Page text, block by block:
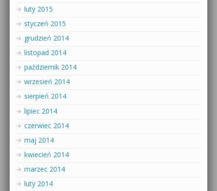
luty 2015
styczeń 2015
grudzień 2014
listopad 2014
październik 2014
wrzesień 2014
sierpień 2014
lipiec 2014
czerwiec 2014
maj 2014
kwiecień 2014
marzec 2014
luty 2014